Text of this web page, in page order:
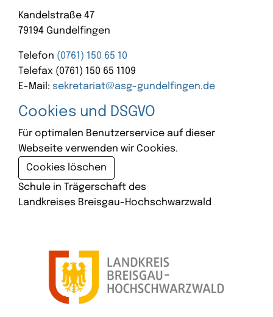
Kandelstraße 47
79194 Gundelfingen
Telefon (0761) 150 65 10
Telefax (0761) 150 65 1109
E-Mail: sekretariat@asg-gundelfingen.de
Cookies und DSGVO
Für optimalen Benutzerservice auf dieser
Webseite verwenden wir Cookies.
Cookies löschen
Schule in Trägerschaft des
Landkreises Breisgau-Hochschwarzwald